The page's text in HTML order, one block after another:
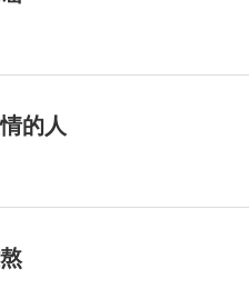
的人